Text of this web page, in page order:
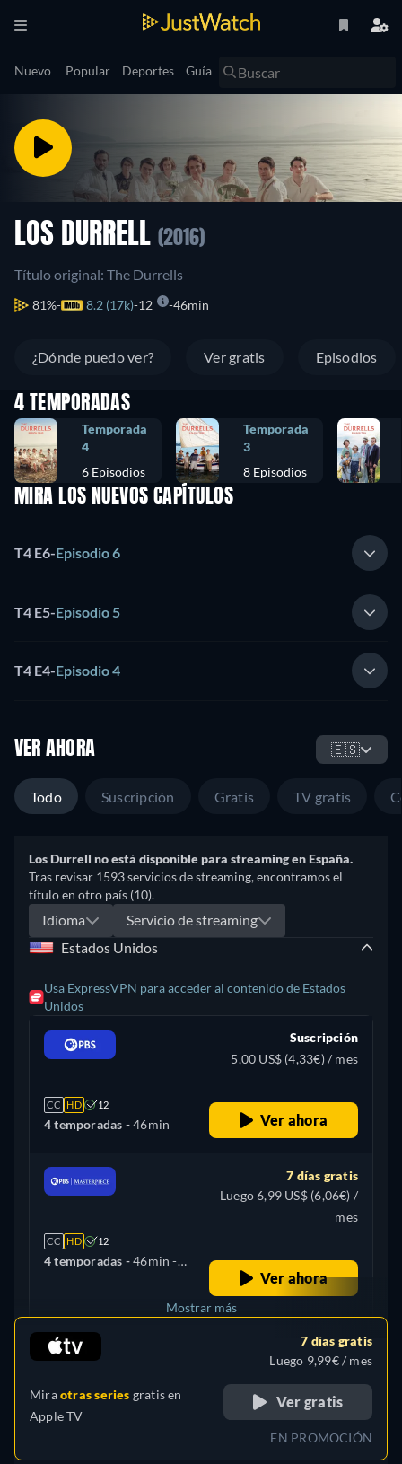
Nuevo Popular Deportes Guía
LOS DURRELL (2016)
Título original: The Durrells
81% 8.2 (17k) 12 46min
¿Dónde puedo ver? Ver gratis Episodios
4 TEMPORADAS
Temporada
4
6 Episodios
Temporada
3
8 Episodios
MIRA LOS NUEVOS CAPÍTULOS
T4 E6-Episodio 6
T4 E5-Episodio 5
T4 E4-Episodio 4
VER AHORA 🇪🇸
Todo Suscripción Gratis TV gratis
Los Durrell no está disponible para streaming en España.
Tras revisar 1593 servicios de streaming, encontramos el
título en otro país (10).
Idioma
Servicio de streaming
Estados Unidos
Usa ExpressVPN para acceder al contenido de Estados
Unidos
CC HD 12
4 temporadas -46min
Suscripción
5,00 US$ (4,33€) / mes
Ver ahora
CC HD 12
4 temporadas -46min -
7 días gratis
Luego 6,99 US$ (6,06€) /
mes
Ver ahora
Reino Unido + 1
Mostrar más
Miraotras series gratis en
Apple TV
7 días gratis
Luego 9,99€ / mes
Ver gratis
EN PROMOCIÓN